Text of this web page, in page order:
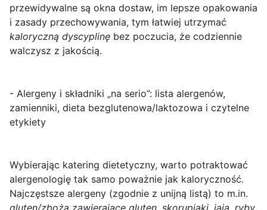
przewidywalne są okna dostaw, im lepsze opakowania
i zasady przechowywania, tym łatwiej utrzymać
kaloryczną dyscyplinę bez poczucia, że codziennie
walczysz z jakością.
- Alergeny i składniki „na serio”: lista alergenów,
zamienniki, dieta bezglutenowa/laktozowa i czytelne
etykiety
Wybierając katering dietetyczny, warto potraktować
alergenologię tak samo poważnie jak kaloryczność.
Najczęstsze alergeny (zgodnie z unijną listą) to m.in.
gluten/zboża zawierające gluten skorupiaki jaja ryby